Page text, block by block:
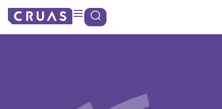
Panneau de gestion des cookies